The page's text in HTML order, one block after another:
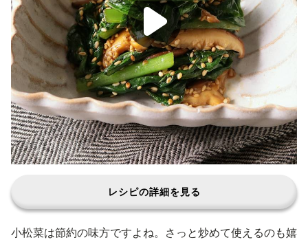
レシピの詳細を見る
小松菜は節約の味方ですよね。さっと炒めて使えるのも嬉